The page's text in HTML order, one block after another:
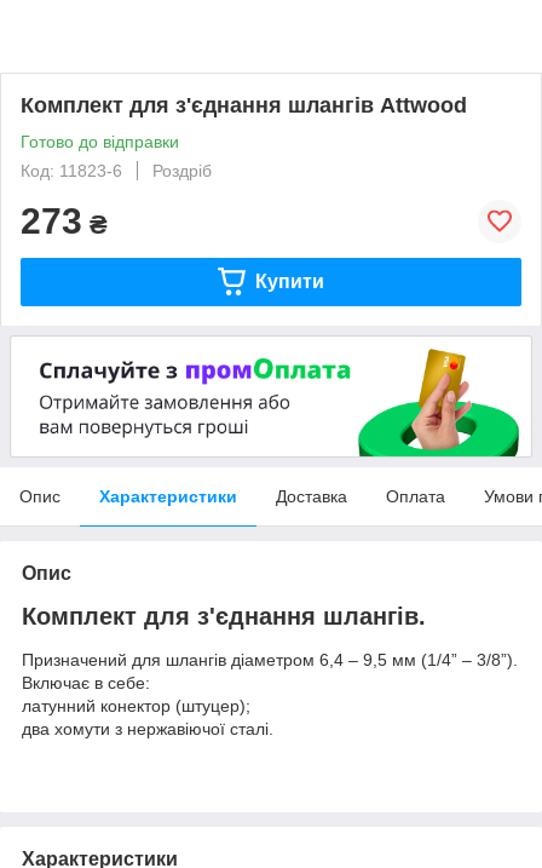
Комплект для з'єднання шлангів Attwood
Готово до відправки
Код: 11823-6
Роздріб
273 ₴
Купити
Опис Характеристики Доставка Оплата Умови
Опис
Комплект для з'єднання шлангів.
Призначений для шлангів діаметром 6,4 – 9,5 мм (1/4” – 3/8”).
Включає в себе:
латунний конектор (штуцер);
два хомути з нержавіючої сталі.
Характеристики